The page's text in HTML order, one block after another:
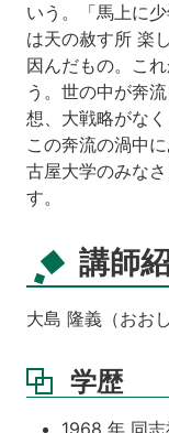
いう。「馬上に
は天の赦す所 楽
因んだもの。こ
う。世の中が奔
想、大戦略がな
この奔流の渦中
古屋大学のみな
す。
講師
大島 隆義（おお
学歴
1968 年 同